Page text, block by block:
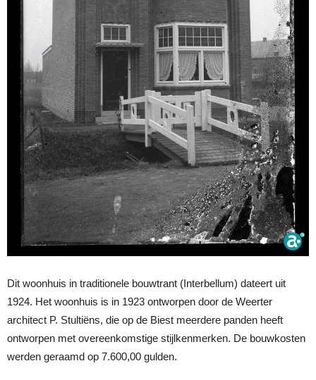
Dit woonhuis in traditionele bouwtrant (Interbellum) dateert uit
1924. Het woonhuis is in 1923 ontworpen door de Weerter
architect P. Stultiëns, die op de Biest meerdere panden heeft
ontworpen met overeenkomstige stijlkenmerken. De bouwkosten
werden geraamd op 7.600,00 gulden.